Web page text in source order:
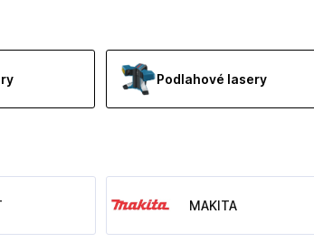
Podlahové lasery
MAKITA